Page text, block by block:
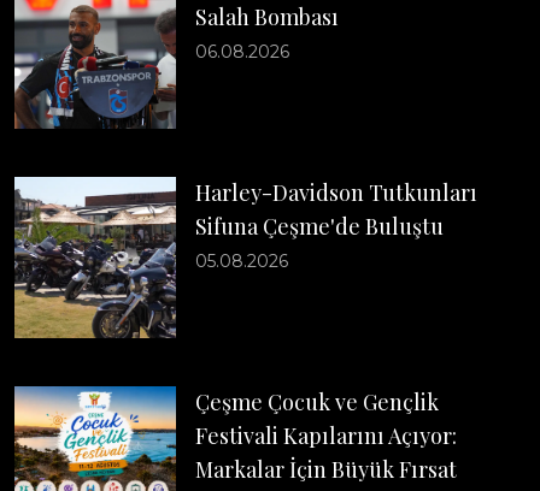
Salah Bombası
06.08.2026
Harley-Davidson Tutkunları
Sifuna Çeşme'de Buluştu
05.08.2026
Çeşme Çocuk ve Gençlik
Festivali Kapılarını Açıyor:
Markalar İçin Büyük Fırsat